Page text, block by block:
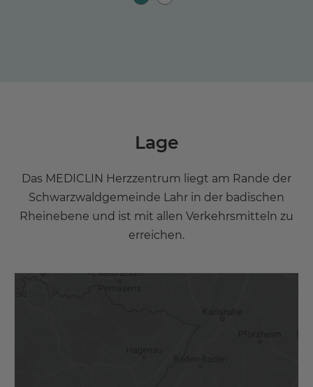
Lage
Das MEDICLIN Herzzentrum liegt am Rande der
Schwarzwaldgemeinde Lahr in der badischen
Rheinebene und ist mit allen Verkehrsmitteln zu
erreichen.